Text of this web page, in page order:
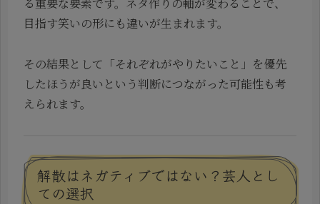
る重要な要素です。ネタ作りの軸が変わることで、
目指す笑いの形にも違いが生まれます。
その結果として「それぞれがやりたいこと」を優先
したほうが良いという判断につながった可能性も考
えられます。
解散はネガティブではない？芸人とし
ての選択